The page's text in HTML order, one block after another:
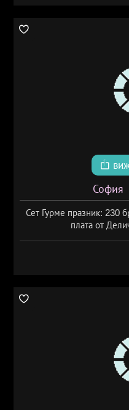
София
Сет Гурме празник: 230
плата от